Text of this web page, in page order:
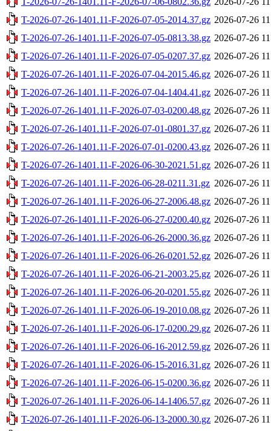
T-2026-07-26-1401.11-F-2026-07-05-2014.37.gz 2026-07-26
T-2026-07-26-1401.11-F-2026-07-05-0813.38.gz 2026-07-26
T-2026-07-26-1401.11-F-2026-07-05-0207.37.gz 2026-07-26
T-2026-07-26-1401.11-F-2026-07-04-2015.46.gz 2026-07-26
T-2026-07-26-1401.11-F-2026-07-04-1404.41.gz 2026-07-26
T-2026-07-26-1401.11-F-2026-07-03-0200.48.gz 2026-07-26
T-2026-07-26-1401.11-F-2026-07-01-0801.37.gz 2026-07-26
T-2026-07-26-1401.11-F-2026-07-01-0200.43.gz 2026-07-26
T-2026-07-26-1401.11-F-2026-06-30-2021.51.gz 2026-07-26
T-2026-07-26-1401.11-F-2026-06-28-0211.31.gz 2026-07-26
T-2026-07-26-1401.11-F-2026-06-27-2006.48.gz 2026-07-26
T-2026-07-26-1401.11-F-2026-06-27-0200.40.gz 2026-07-26
T-2026-07-26-1401.11-F-2026-06-26-2000.36.gz 2026-07-26
T-2026-07-26-1401.11-F-2026-06-26-0201.52.gz 2026-07-26
T-2026-07-26-1401.11-F-2026-06-21-2003.25.gz 2026-07-26
T-2026-07-26-1401.11-F-2026-06-20-0201.55.gz 2026-07-26
T-2026-07-26-1401.11-F-2026-06-19-2010.08.gz 2026-07-26
T-2026-07-26-1401.11-F-2026-06-17-0200.29.gz 2026-07-26
T-2026-07-26-1401.11-F-2026-06-16-2012.59.gz 2026-07-26
T-2026-07-26-1401.11-F-2026-06-15-2016.31.gz 2026-07-26
T-2026-07-26-1401.11-F-2026-06-15-0200.36.gz 2026-07-26
T-2026-07-26-1401.11-F-2026-06-14-1406.57.gz 2026-07-26
T-2026-07-26-1401.11-F-2026-06-13-2000.30.gz 2026-07-26